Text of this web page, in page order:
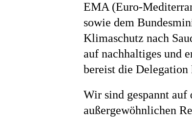
Awards
Soziales
EMA (Euro-
sowie dem
Klimaschutz nach
auf nachhaltiges und
bereist die Delegation
Wir sind gespannt auf
außergewöhnlichen